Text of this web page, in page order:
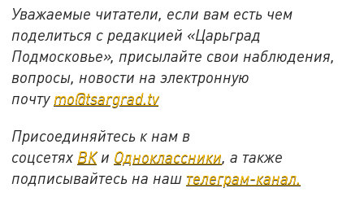
Уважаемые читатели, если вам есть чем
поделиться с редакцией «Царьград
Подмосковье», присылайте свои наблюдения,
вопросы, новости на электронную
почту mo@tsargrad.tv
Присоединяйтесь к нам в
соцсетях ВКи Одноклассники , а также
подписывайтесь на наш телеграм-канал.